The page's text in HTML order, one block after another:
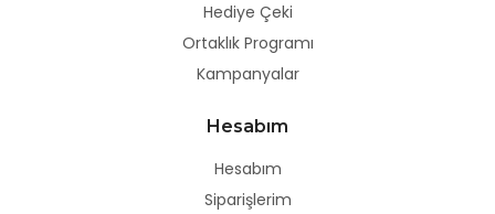
Hediye Çeki
Ortaklık Programı
Kampanyalar
Hesabım
Hesabım
Siparişlerim